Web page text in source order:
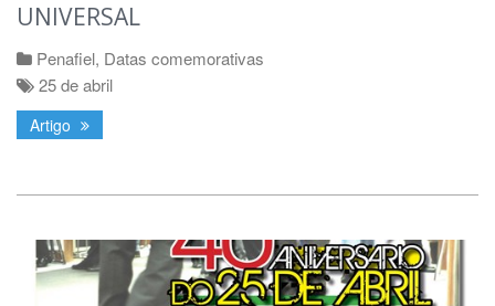
UNIVERSAL
Penafiel, Datas comemorativas
25 de abril
Artigo